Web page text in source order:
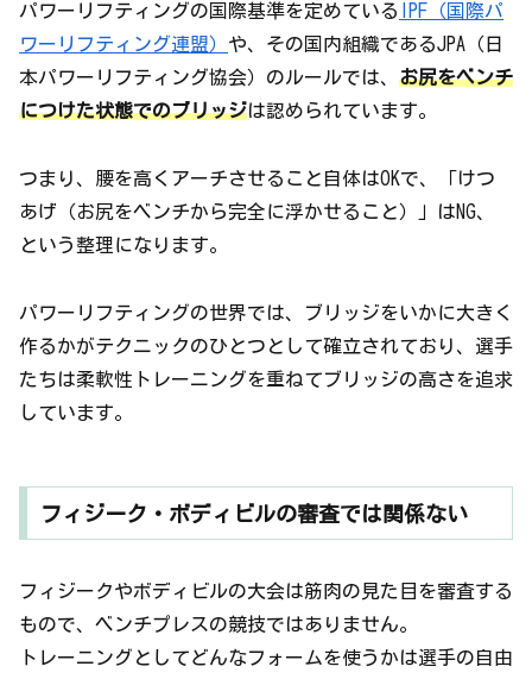
パワーリフティングの国際基準を定めている
IPF（国際パ
ワーリフティング連盟） や、その国内組織であるJPA（日
本パワーリフティング協会）のルールでは、 お尻をベンチ
につけた状態でのブリッジは認められています。
つまり、腰を高くアーチさせること自体はOKで、「けつ
あげ（お尻をベンチから完全に浮かせること）」はNG、
という整理になります。
パワーリフティングの世界では、ブリッジをいかに大きく
作るかがテクニックのひとつとして確立されており、選手
たちは柔軟性トレーニングを重ねてブリッジの高さを追求
しています。
フィジーク・ボディビルの審査では関係ない
フィジークやボディビルの大会は筋肉の見た目を審査する
もので、ベンチプレスの競技ではありません。
トレーニングとしてどんなフォームを使うかは選手の自由